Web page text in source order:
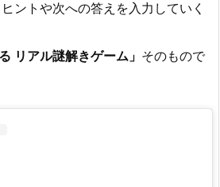
ントや次への答えを入力していく
リアル謎解きゲーム」 そのもので